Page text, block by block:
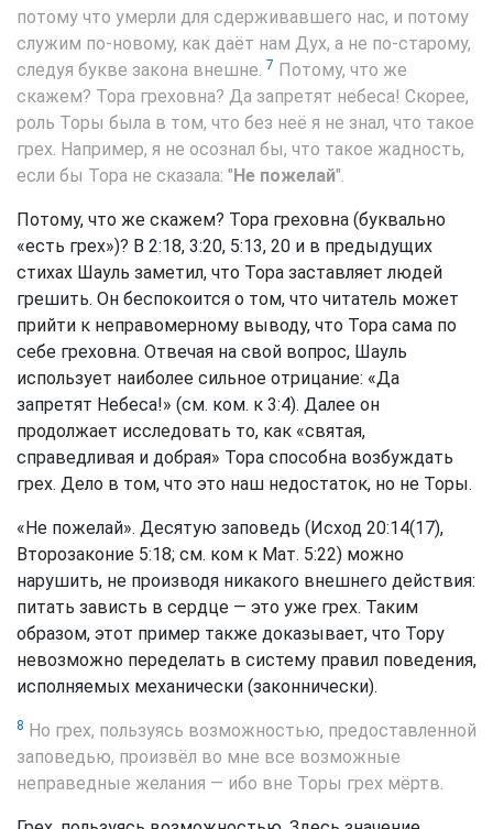
потому что умерли для сдерживавшего нас, и потому
служим по-новому, как даёт нам Дух, а не по-старому,
следуя букве закона внешне. 7 Потому, что же
скажем? Тора греховна? Да запретят небеса! Скорее,
роль Торы была в том, что без неё я не знал, что такое
грех. Например, я не осознал бы, что такое жадность,
если бы Тора не сказала: "Не пожелай".
Потому, что же скажем? Тора греховна (буквально
«есть грех»)? В 2:18, 3:20, 5:13, 20 и в предыдущих
стихах Шауль заметил, что Тора заставляет людей
грешить. Он беспокоится о том, что читатель может
прийти к неправомерному выводу, что Тора сама по
себе греховна. Отвечая на свой вопрос, Шауль
использует наиболее сильное отрицание: «Да
запретят Небеса!» (см. ком. к 3:4). Далее он
продолжает исследовать то, как «святая,
справедливая и добрая» Тора способна возбуждать
грех. Дело в том, что это наш недостаток, но не Торы.
«Не пожелай». Десятую заповедь (Исход 20:14(17),
Второзаконие 5:18; см. ком к Мат. 5:22) можно
нарушить, не производя никакого внешнего действия:
питать зависть в сердце — это уже грех. Таким
образом, этот пример также доказывает, что Тору
невозможно переделать в систему правил поведения,
исполняемых механически (законнически).
8 Но грех, пользуясь возможностью, предоставленной
заповедью, произвёл во мне все возможные
неправедные желания — ибо вне Торы грех мёртв.